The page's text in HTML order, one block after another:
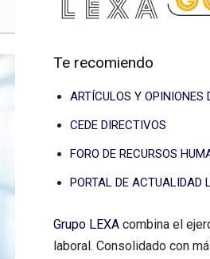
Te recomiendo
ARTÍCULOS Y OPINIONES
CEDE DIRECTIVOS
FORO DE RECURSOS
PORTAL DE ACTUALIDAD
Grupo LEXA combina el
laboral. Consolidado con